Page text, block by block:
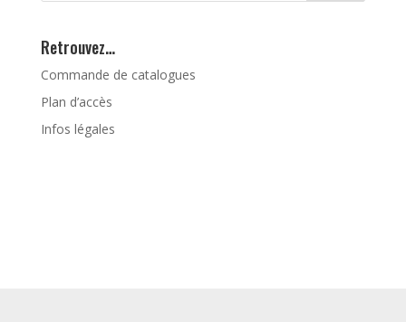
Retrouvez…
Commande de catalogues
Plan d’accès
Infos légales